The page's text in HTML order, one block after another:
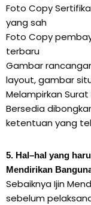
Foto Copy
yang sah
Foto Copy
terbaru
Gambar
layout, gambar
Melampirkan
Bersedia
ketentuan yang
5. Hal–hal yang
Mendirikan
Sebaiknya Ijin
sebelum